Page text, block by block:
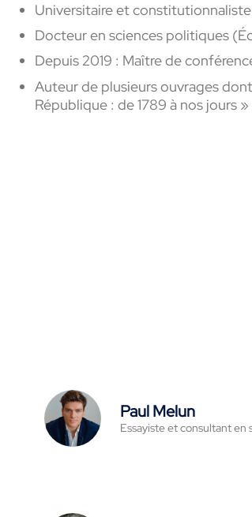
Universitaire et
Docteur en sciences politiques (
Depuis 2019 : Maître de
Auteur de plusieurs ouvrages
République : de 1789 à nos jours
Paul Melun
Essayiste et consultant en